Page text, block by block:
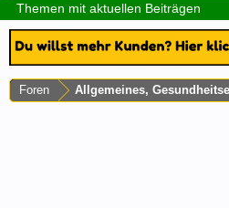
Foren Allgemeines,
Themen mit aktuellen Beiträgen